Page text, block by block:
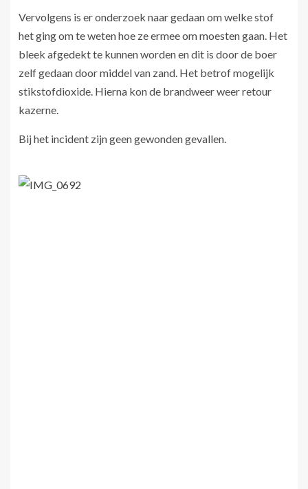
Vervolgens is er onderzoek naar gedaan om welke stof
het ging om te weten hoe ze ermee om moesten gaan. Het
bleek afgedekt te kunnen worden en dit is door de boer
zelf gedaan door middel van zand. Het betrof mogelijk
stikstofdioxide. Hierna kon de brandweer weer retour
kazerne.
Bij het incident zijn geen gewonden gevallen.